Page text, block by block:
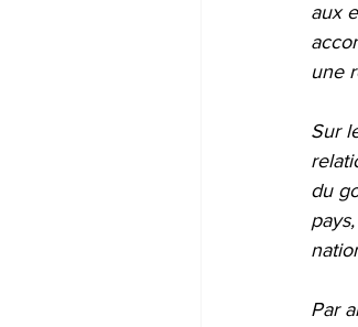
aux
une
Sur
du
Par